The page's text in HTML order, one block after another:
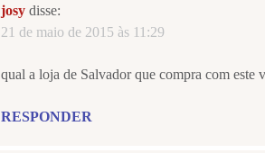
josy disse:
21 de maio de 2015 às 11:29
qual a loja de Salvador que compra com este
RESPONDER